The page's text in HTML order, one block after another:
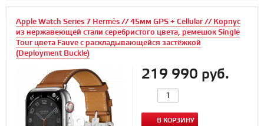
Apple Watch Series 7 Hermès // 45мм GPS + Cellular // Корпус
из нержавеющей стали серебристого цвета, ремешок Single
Tour цвета Fauve с раскладывающейся застёжкой
(Deployment Buckle)
219 990 руб.
В КОРЗИНУ